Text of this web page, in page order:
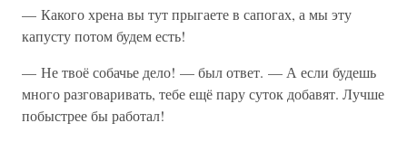
— Какого хрена вы тут прыгаете в сапогах, а мы эту
капусту потом будем есть!
— Не твоё собачье дело! — был ответ. — А если будешь
много разговаривать, тебе ещё пару суток добавят. Лучше
побыстрее бы работал!